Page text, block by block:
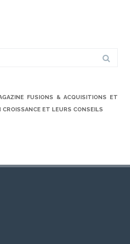
FUSIONS & ACQUISITIONS ET
ET LEURS CONSEILS